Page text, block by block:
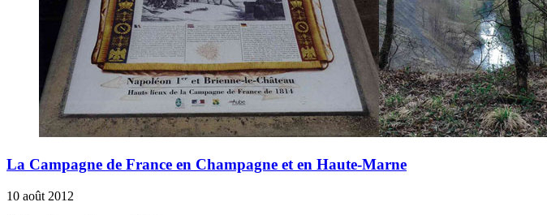
La Campagne de France en Champagne et en Haute-Marne
10 août 2012